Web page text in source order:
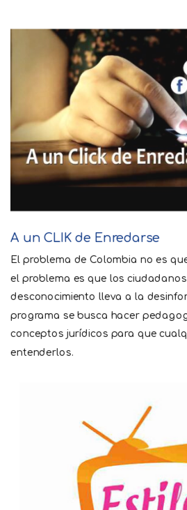
A un CLIK de Enredarse
El problema de Colombia no es
el problema es que los
desconocimiento lleva a la
programa se busca hacer
conceptos jurídicos para que
entenderlos.